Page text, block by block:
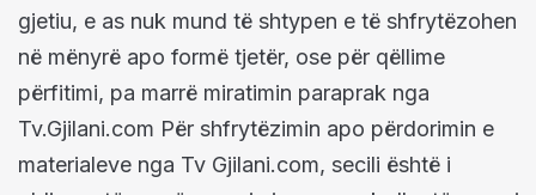
gjetiu, e as nuk mund të shtypen e të shfrytëzohen
në mënyrë apo formë tjetër, ose për qëllime
përfitimi, pa marrë miratimin paraprak nga
Tv.Gjilani.com Për shfrytëzimin apo përdorimin e
materialeve nga Tv Gjilani.com, secili është i